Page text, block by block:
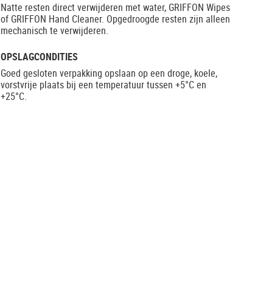
Natte resten direct verwijderen met water, GRIFFON Wipes
of GRIFFON Hand Cleaner. Opgedroogde resten zijn alleen
mechanisch te verwijderen.
OPSLAGCONDITIES
Goed gesloten verpakking opslaan op een droge, koele,
vorstvrije plaats bij een temperatuur tussen +5°C en
+25°C.